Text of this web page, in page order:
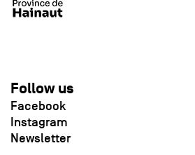
Follow us
Facebook
Instagram
Newsletter